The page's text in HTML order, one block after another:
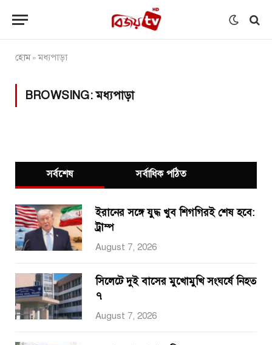
হোম»মধ্যপাড়া
BROWSING:মধ্যপাড়া
সর্বশেষ সর্বাধিক পঠিত
ইরানের সঙ্গে যুদ্ধ খুব শিগগিরই শেষ হবে:
ট্রাম্প
August 7, 2026
সিলেটে দুই বাসের মুখোমুখি সংঘর্ষে নিহত
৭
August 7, 2026